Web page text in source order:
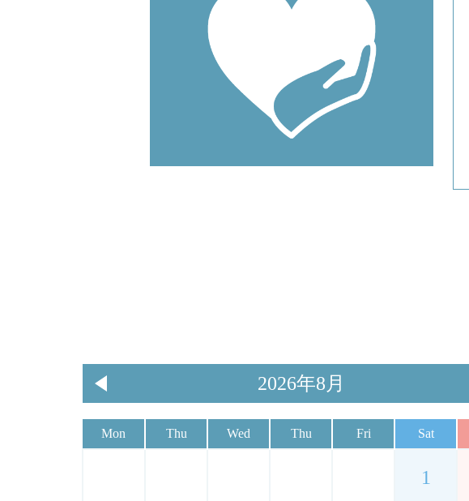
2026年8月
Mon Thu Wed Thu Fri Sat
1